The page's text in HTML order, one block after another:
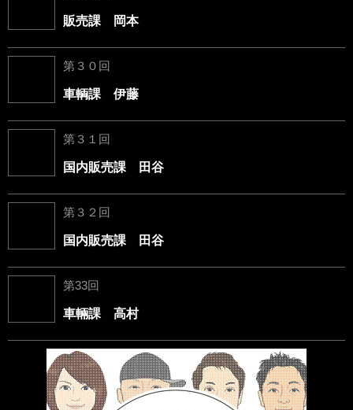
販売課 岡本
第３０回
車輌課 伊藤
第３１回
国内販売課 田谷
第３２回
国内販売課 田谷
第33回
車輛課 高村